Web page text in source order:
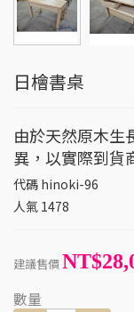
日檜書桌
由於天然原木生
異，以實際到貨
代碼 hinoki-96
人氣 1478
建議售價
數量